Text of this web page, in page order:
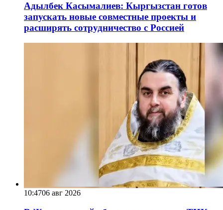
Адылбек Касымалиев: Кыргызстан готов
запускать новые совместные проекты и
расширять сотрудничество с Россией
10:4706 авг 2026